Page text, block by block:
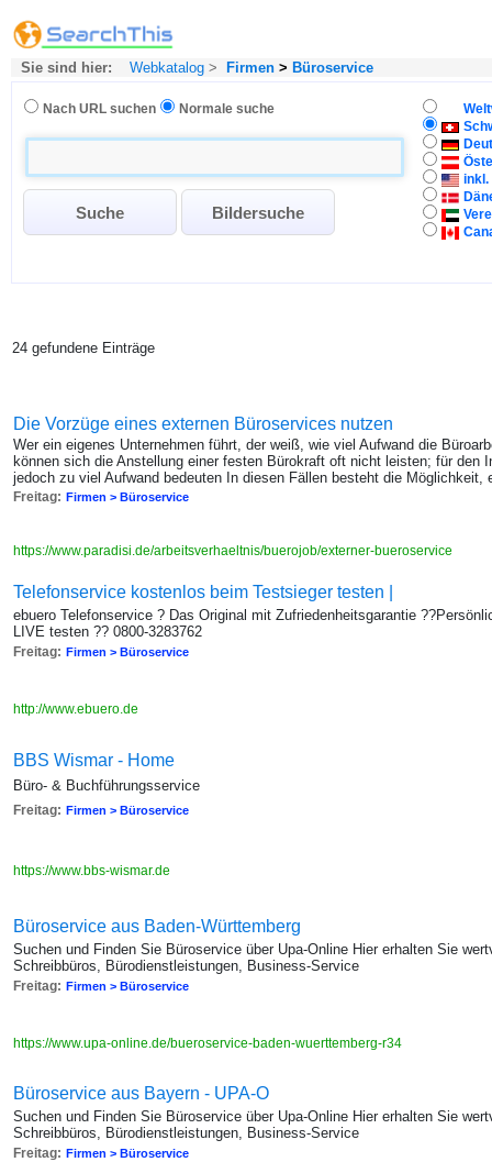
Sie sind hier: Webkatalog > Firmen > Büroservice
Nach URL suchen Normale suche
inkl.
24 gefundene Einträge
Die Vorzüge eines externen Büroservices nutzen
Wer ein eigenes Unternehmen führt, der weiß, wie viel Aufwand die
können sich die Anstellung einer festen Bürokraft oft nicht leisten; für den
jedoch zu viel Aufwand bedeuten In diesen Fällen besteht die Möglichkeit,
Freitag: Firmen > Büroservice
https://www.paradisi.de/arbeitsverhaeltnis/buerojob/externer-bueroservice
Telefonservice kostenlos beim Testsieger testen |
ebuero Telefonservice ? Das Original mit Zufriedenheitsgarantie
LIVE testen ?? 0800-3283762
Freitag: Firmen > Büroservice
http://www.ebuero.de
BBS Wismar - Home
Büro- & Buchführungsservice
Freitag: Firmen > Büroservice
https://www.bbs-wismar.de
Büroservice aus Baden-Württemberg
Suchen und Finden Sie Büroservice über Upa-Online Hier erhalten Sie
Schreibbüros, Bürodienstleistungen, Business-Service
Freitag: Firmen > Büroservice
https://www.upa-online.de/bueroservice-baden-wuerttemberg-r34
Büroservice aus Bayern - UPA-O
Suchen und Finden Sie Büroservice über Upa-Online Hier erhalten Sie
Schreibbüros, Bürodienstleistungen, Business-Service
Freitag: Firmen > Büroservice